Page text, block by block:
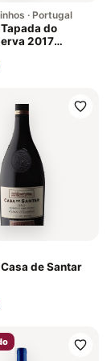
· Portugal
do
2017
de Santar